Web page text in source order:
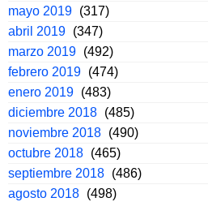
mayo 2019 (317)
abril 2019 (347)
marzo 2019 (492)
febrero 2019 (474)
enero 2019 (483)
diciembre 2018 (485)
noviembre 2018 (490)
octubre 2018 (465)
septiembre 2018 (486)
agosto 2018 (498)